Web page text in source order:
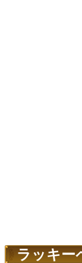
ラッキー